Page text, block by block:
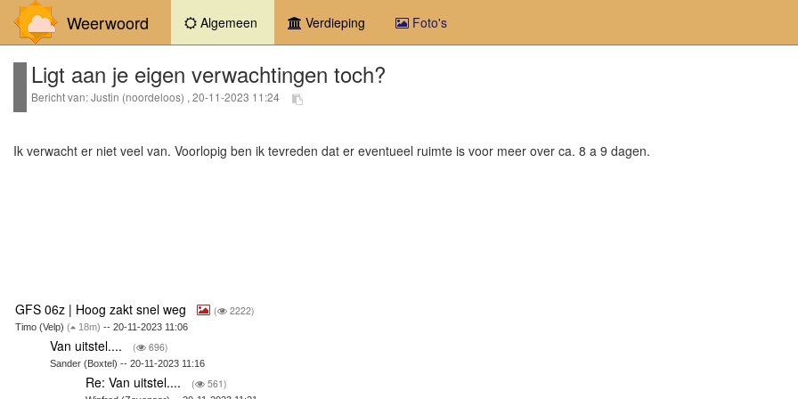
Weerwoord Algemeen (current)Verdieping Foto's
Ligt aan je eigen verwachtingen toch?
Bericht van: Justin (noordeloos) , 20-11-2023 11:24
Ik verwacht er niet veel van. Voorlopig ben ik tevreden dat er eventueel ruimte is voor meer over ca. 8 a 9 dagen.
GFS 06z | Hoog zakt snel weg ( 2222)
Timo (Velp) ( 18m) -- 20-11-2023 11:06
Van uitstel.... ( 696)
Sander (Boxtel) -- 20-11-2023 11:16
Re: Van uitstel.... ( 561)